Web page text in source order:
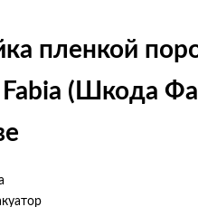
пленкой
Fabia (Шкода